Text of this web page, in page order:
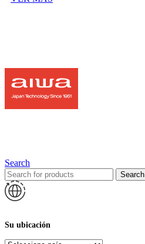
Search
Search
Su ubicación